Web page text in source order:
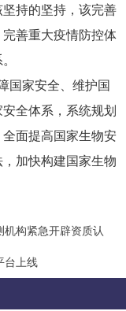
持的坚持，该完善
善重大疫情防控体
家安全、维护国
全体系，系统规划
面提高国家生物安
加快构建国家生物
构紧急开辟资质认
台上线